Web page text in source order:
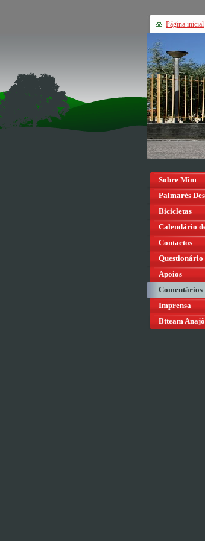
Sobre Mim
Palmarés
Bicicletas
Calendário
Contactos
Questionário
Apoios
Comentários
Imprensa
Btteam
Página inicial